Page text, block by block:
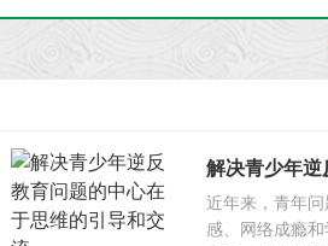
解决青少年逆
近年来，青年
感、网络成瘾